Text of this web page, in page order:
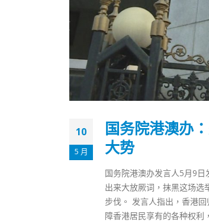
10
5 月
国务院港澳办
大势
国务院港澳办发言人5月9
出来大放厥词，抹黑这场选
步伐。 发言人指出，香港
障香港居民享有的各种权利